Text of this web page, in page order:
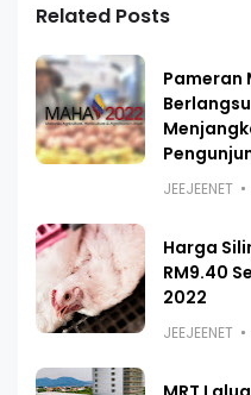
Related Posts
Pameran
JEEJEENET
Harga
RM9.40
2022
JEEJEENET